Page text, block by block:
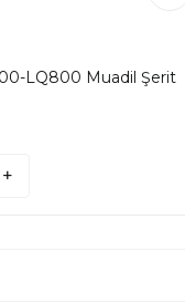
LQ800 Muadil Şerit